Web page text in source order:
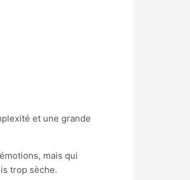
et une grande
mais qui
trop sèche.